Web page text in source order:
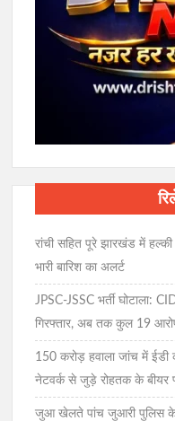
रांची सहित पूरे झारखंड में
भारी बारिश का अलर्ट
JPSC-JSSC भर्ती घोटाला:
गिरफ्तार, अब तक कुल 19
150 करोड़ हवाला जांच में ईडी
नेटवर्क से जुड़े रोहतक के बीयर
जुआ खेलते पांच जुआरी पुलिस के